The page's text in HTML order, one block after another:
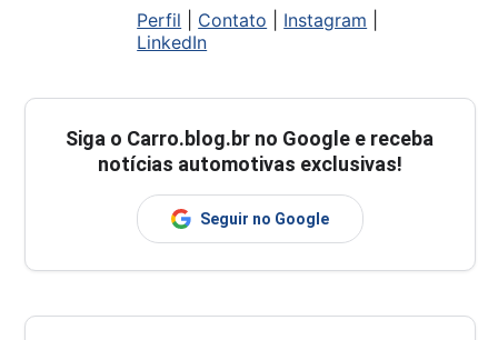
Perfil Contato Instagram
LinkedIn
Siga o Carro.blog.br no Google e receba
notícias automotivas exclusivas!
Seguir no Google